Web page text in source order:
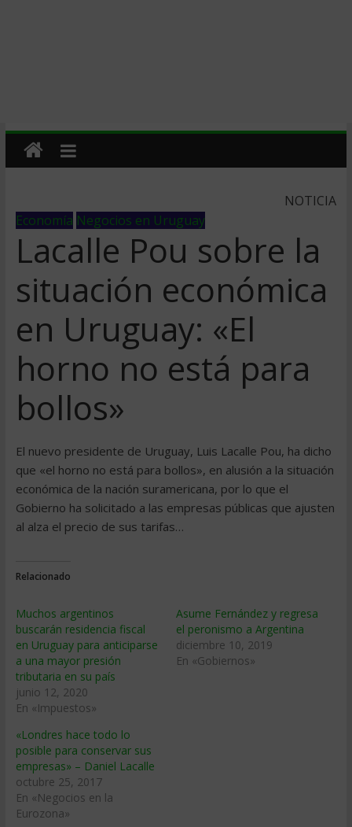
NOTICIA
Economía Negocios en Uruguay
Lacalle Pou sobre la
situación económica
en Uruguay: «El
horno no está para
bollos»
El nuevo presidente de Uruguay, Luis Lacalle Pou, ha dicho
que «el horno no está para bollos», en alusión a la situación
económica de la nación suramericana, por lo que el
Gobierno ha solicitado a las empresas públicas que ajusten
al alza el precio de sus tarifas…
Relacionado
Muchos argentinos
buscarán residencia fiscal
en Uruguay para anticiparse
a una mayor presión
tributaria en su país
junio 12, 2020
En «Impuestos»
Asume Fernández y regresa
el peronismo a Argentina
diciembre 10, 2019
En «Gobiernos»
«Londres hace todo lo
posible para conservar sus
empresas» – Daniel Lacalle
octubre 25, 2017
En «Negocios en la
Eurozona»